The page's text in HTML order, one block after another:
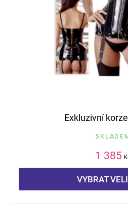
Exkluzivní
1 385
VYBRAT